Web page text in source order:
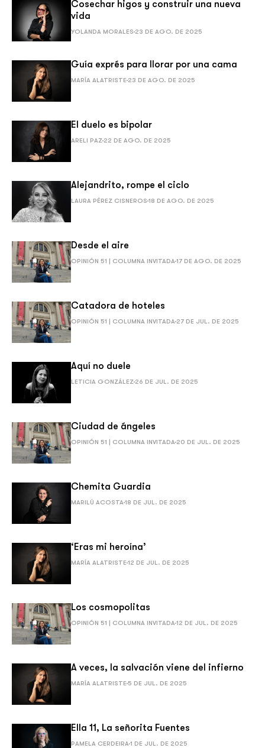
Cosechar higos y construir una nueva
vida
YOLANDA MORALES 23 DE AGO. DE 2025
Guía exprés para llorar por una cama
MARÍA ALATRISTE 23 DE AGO. DE 2025
El duelo es bipolar
ARELI PAZ 22 DE AGO. DE 2025
Alejandrito, rompe el ciclo
LAURA PÉREZ CISNEROS 18 DE AGO. DE 2025
Desde el aire
OPINIÓN 51 | COLUMNA INVITADA17 DE AGO. DE 2025
Catadora de hoteles
OPINIÓN 51 | COLUMNA INVITADA 27 DE JUL. DE 2025
Aquí no duele
LETICIA GONZÁLEZ 26 DE JUL. DE 2025
Ciudad de ángeles
OPINIÓN 51 | COLUMNA INVITADA 20 DE JUL. DE 2025
Chemita Guardia
MARILÚ ACOSTA18 DE JUL. DE 2025
‘Eras mi heroína’
MARÍA ALATRISTE 12 DE JUL. DE 2025
Los cosmopolitas
OPINIÓN 51 | COLUMNA INVITADA12 DE JUL. DE 2025
A veces, la salvación viene del infierno
MARÍA ALATRISTE 5 DE JUL. DE 2025
Ella 11, La señorita Fuentes
PAMELA CERDEIRA1 DE JUL. DE 2025